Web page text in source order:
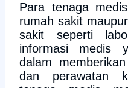
Para tenaga
rumah sakit
sakit seperti
informasi medis
dalam
dan perawatan